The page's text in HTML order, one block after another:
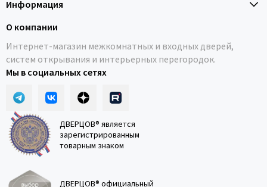
Информация
О компании
Интернет-магазин межкомнатных и входных дверей,
систем открывания и интерьерных перегородок.
Мы в социальных сетях
ДВЕРЦОВ® является
зарегистрированным
товарным знаком
ДВЕРЦОВ® официальный